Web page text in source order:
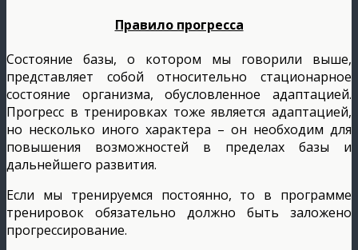
Правило прогресса
Состояние базы, о котором мы говорили выше,
представляет собой относительно стационарное
состояние организма, обусловленное адаптацией.
Прогресс в тренировках тоже является адаптацией,
но несколько иного характера – он необходим для
повышения возможностей в пределах базы и
дальнейшего развития.
Если мы тренируемся постоянно, то в программе
тренировок обязательно должно быть заложено
прогрессирование.